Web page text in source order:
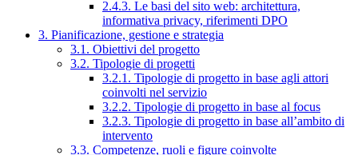
2.4.3. Le basi del sito web: architettura,
informativa privacy, riferimenti DPO
3. Pianificazione, gestione e strategia
3.1. Obiettivi del progetto
3.2. Tipologie di progetti
3.2.1. Tipologie di progetto in base agli attori
coinvolti nel servizio
3.2.2. Tipologie di progetto in base al focus
3.2.3. Tipologie di progetto in base all’ambito di
intervento
3.3. Competenze, ruoli e figure coinvolte